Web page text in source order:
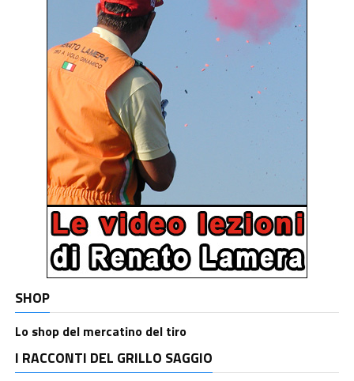
SHOP
Lo shop del mercatino del tiro
I RACCONTI DEL GRILLO SAGGIO